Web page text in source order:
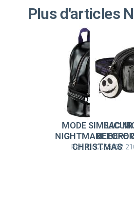
Plus d'articles
MODE SIMILICUIR
NIGHTMARE
CHRISTMAS
Ref: 2100005932
SAC
BEFORE
Ref: